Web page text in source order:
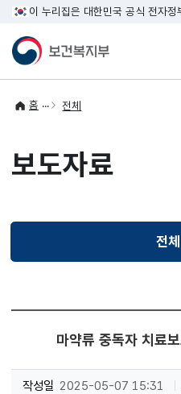
이 누리집은 대한민국 공식 전자정
홈 전체
보도자료
전체
선
마약류 중독자 치료
작성일 2025-05-07 15:31